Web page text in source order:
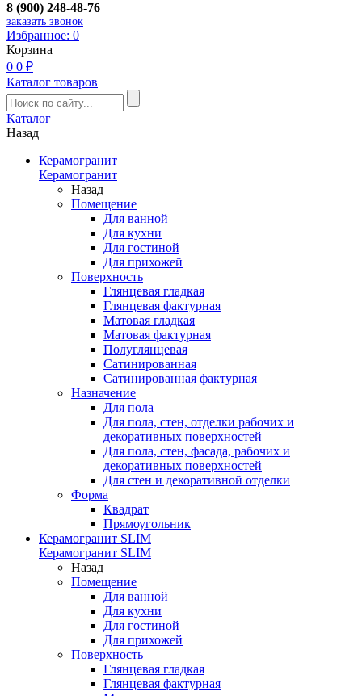
8 (900) 248-48-76
заказать звонок
Избранное: 0
Корзина
0 0 ₽
Каталог товаров
Каталог
Назад
Керамогранит
Керамогранит
Назад
Помещение
Для ванной
Для кухни
Для гостиной
Для прихожей
Поверхность
Глянцевая гладкая
Глянцевая фактурная
Матовая гладкая
Матовая фактурная
Полуглянцевая
Сатинированная
Сатинированная фактурная
Назначение
Для пола
Для пола, стен, отделки рабочих и
декоративных поверхностей
Для пола, стен, фасада, рабочих и
декоративных поверхностей
Для стен и декоративной отделки
Форма
Квадрат
Прямоугольник
Керамогранит SLIM
Керамогранит SLIM
Назад
Помещение
Для ванной
Для кухни
Для гостиной
Для прихожей
Поверхность
Глянцевая гладкая
Глянцевая фактурная